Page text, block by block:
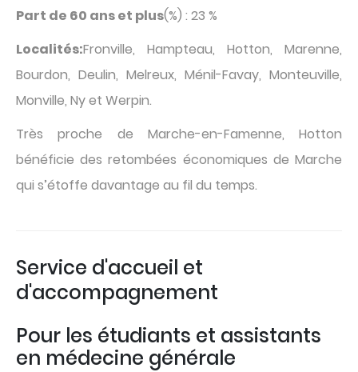
Part de 60 ans et plus(%) : 23 %
Localités:Fronville, Hampteau, Hotton, Marenne,
Bourdon, Deulin, Melreux, Ménil-Favay, Monteuville,
Monville, Ny et Werpin.
Très proche de Marche-en-Famenne, Hotton
bénéficie des retombées économiques de Marche
qui s’étoffe davantage au fil du temps.
Service d'accueil et
d'accompagnement
Pour les étudiants et assistants
en médecine générale